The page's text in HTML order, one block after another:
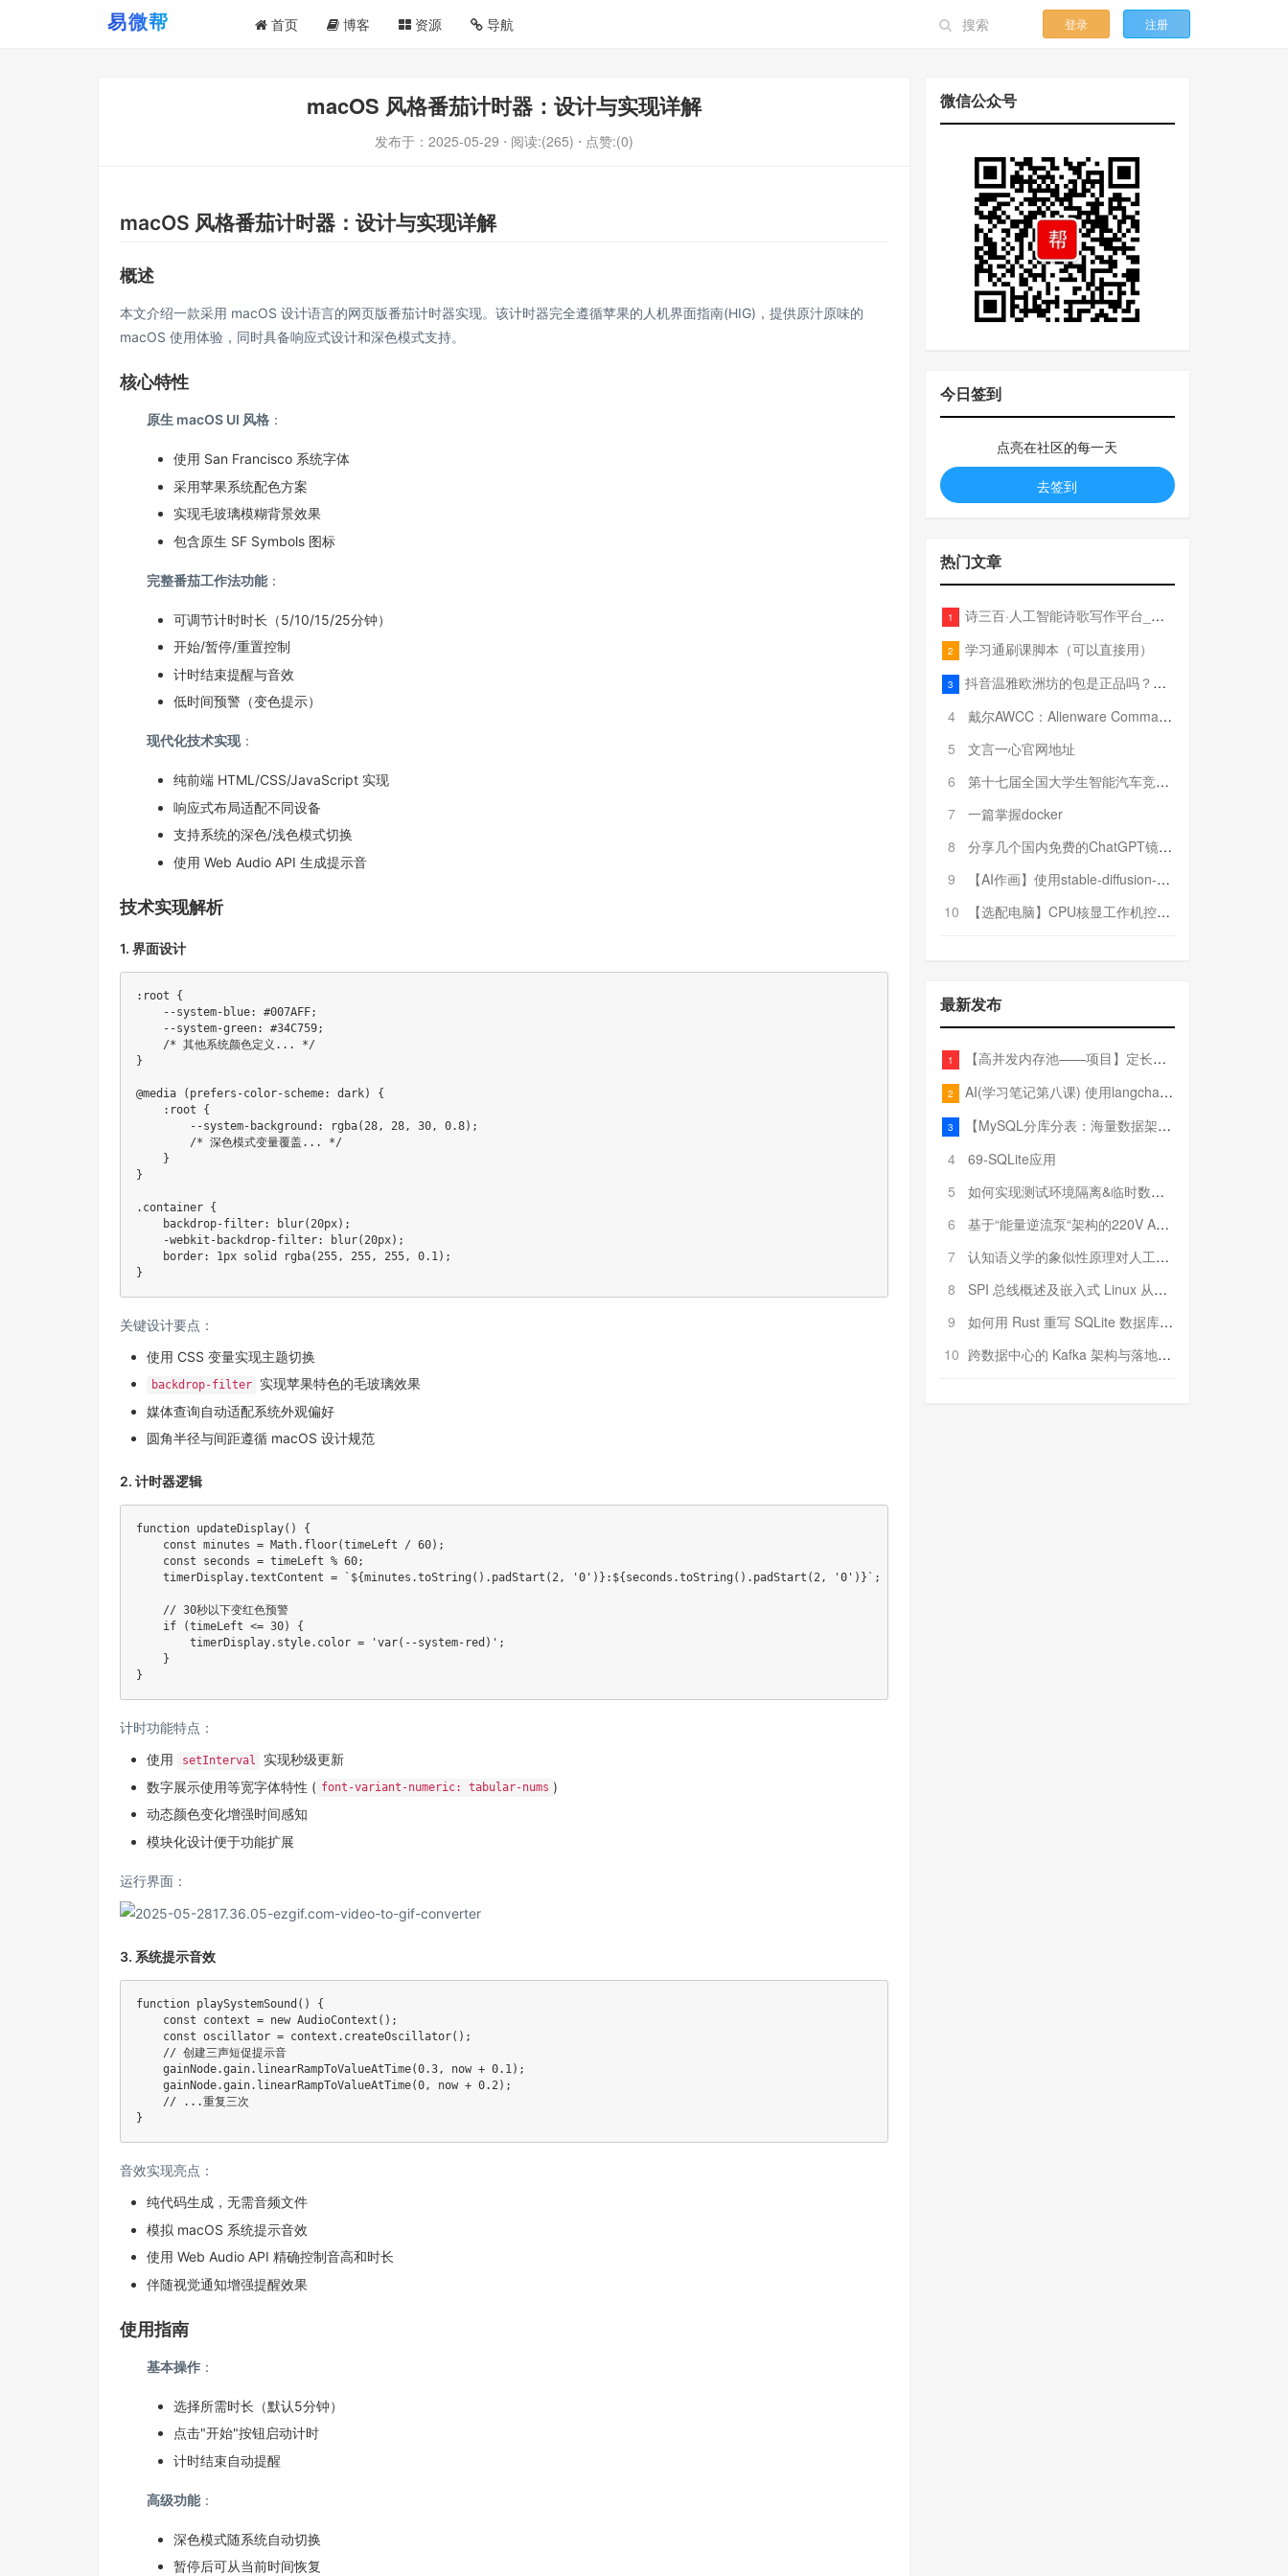
首页 博客 资源 导航 登录 注册
macOS 风格番茄计时器：设计与实现详解
发布于： 2025-05-29 ⋅ 阅读:(265) ⋅ 点赞:(0)
macOS 风格番茄计时器：设计与实现详解
概述
本文介绍一款采用 macOS 设计语言的网页版番茄计时器实现。该计时器完全遵循苹果的人机界面指南(HIG)，提供原汁原味的
macOS 使用体验，同时具备响应式设计和深色模式支持。
核心特性
原生 macOS UI 风格 ：
使用 San Francisco 系统字体
采用苹果系统配色方案
实现毛玻璃模糊背景效果
包含原生 SF Symbols 图标
完整番茄工作法功能：
可调节计时时长（5/10/15/25分钟）
开始/暂停/重置控制
计时结束提醒与音效
低时间预警（变色提示）
现代化技术实现：
纯前端 HTML/CSS/JavaScript 实现
响应式布局适配不同设备
支持系统的深色/浅色模式切换
使用 Web Audio API 生成提示音
技术实现解析
1. 界面设计
:root
{
--system-blue: #007AFF;
--system-green: #34C759;
/* 其他系统颜色定义... */
}
@media ( prefers-color-scheme: dark)
{
:root
{
--system-background : rgba( 28 , 28 , 30 , 0.8) ;
/* 深色模式变量覆盖... */
}
}
.container {
backdrop-filter: blur( 20px) ;
-webkit-backdrop-filter: blur( 20px) ;
border: 1px solid rgba( 255 , 255 , 255 , 0.1 ) ;
}
关键设计要点：
使用 CSS 变量实现主题切换
backdrop-filter
实现苹果特色的毛玻璃效果
媒体查询自动适配系统外观偏好
圆角半径与间距遵循 macOS 设计规范
2. 计时器逻辑
function updateDisplay( )
{
const minutes = Math. floor(timeLeft / 60) ;
const seconds = timeLeft % 60;
    timerDisplay
.textContent = ` ${minutes .toString ( ) . padStart ( 2, '0' ) } : ${ seconds .toString ( ) . padStart ( 2, '0' ) } ` ;
// 30秒以下变红色预警
if
(timeLeft <= 30)
{
        timerDisplay
. style. color = 'var(--system-red)' ;
}
}
计时功能特点：
使用
setInterval
实现秒级更新
数字展示使用等宽字体特性 ( font-variant-numeric: tabular-nums )
动态颜色变化增强时间感知
模块化设计便于功能扩展
运行界面：
3. 系统提示音效
function playSystemSound ( )
{
const context = new AudioContext ( ) ;
const oscillator = context . createOscillator( ) ;
// 创建三声短促提示音
    gainNode
.gain. linearRampToValueAtTime(0.3, now + 0.1) ;
    gainNode
.gain. linearRampToValueAtTime(0, now + 0.2) ;
// ...重复三次
}
音效实现亮点：
纯代码生成，无需音频文件
模拟 macOS 系统提示音效
使用 Web Audio API 精确控制音高和时长
伴随视觉通知增强提醒效果
使用指南
基本操作 ：
选择所需时长（默认5分钟）
点击"开始"按钮启动计时
计时结束自动提醒
高级功能：
深色模式随系统自动切换
暂停后可从当前时间恢复
微信公众号
今日签到
点亮在社区的每一天
去签到
热门文章
1 诗三百·人工智能诗歌写作平台_在线作诗机_藏头诗生成器_电脑对联_姓名作诗
2 学习通刷课脚本（可以直接用）
3
抖音温雅欧洲坊的包是正品吗？温雅卖的包为啥那么便宜？
4
戴尔AWCC：Alienware Command Center 故障排除方法，里面附有超全详解呦，快来快来，欢迎观看~
5
文言一心官网地址
6
第十七届全国大学生智能汽车竞赛全国总决赛参赛队伍奖项公告
7
一篇掌握docker
8
分享几个国内免费的ChatGPT镜像网址(亲测有效-4月25日更新)
9
【AI作画】使用stable-diffusion-webui搭建AI作画平台
10
【选配电脑】CPU核显工作机控制预算5000
最新发布
1 【高并发内存池——项目】定长内存池——开胃小菜
2 AI(学习笔记第八课) 使用langchain的embedding models
3
【MySQL分库分表：海量数据架构的终极解决方案】
4
69-SQLite应用
5
如何实现测试环境隔离&临时数据库（pytest+SQLite）
6
基于“能量逆流泵“架构的220V AC至20V DC 300W高效电源设计
7
认知语义学的象似性原理对人工智能自然语言处理深层语义分析的影响与启示
8
SPI 总线概述及嵌入式 Linux 从属 SPI 设备驱动程序开发（第二部分，实践）
9
如何用 Rust 重写 SQLite 数据库（二）:是否有市场空间？
10 跨数据中心的 Kafka 架构与落地实战